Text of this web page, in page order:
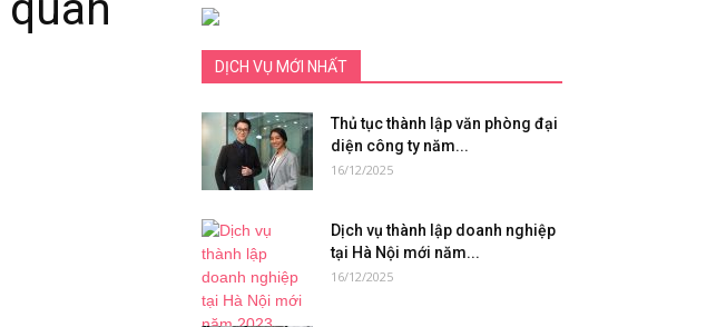
DỊCH VỤ MỚI NHẤT
Thủ tục thành lập văn phòng đại
diện công ty năm...
16/12/2025
Dịch vụ thành lập doanh nghiệp
tại Hà Nội mới năm...
16/12/2025